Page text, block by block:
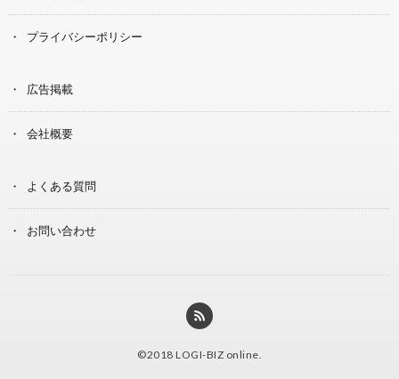
プライバシーポリシー
広告掲載
会社概要
よくある質問
お問い合わせ
©2018 LOGI-BIZ online